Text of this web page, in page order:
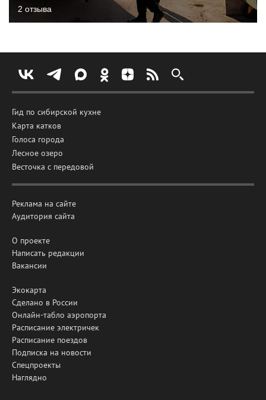
2 отзыва
Гид по сибирской кухне
Карта катков
Голоса города
Лесное озеро
Весточка с передовой
Реклама на сайте
Аудитория сайта
О проекте
Написать редакции
Вакансии
Экокарта
Сделано в России
Онлайн-табло аэропорта
Расписание электричек
Расписание поездов
Подписка на новости
Спецпроекты
Наглядно